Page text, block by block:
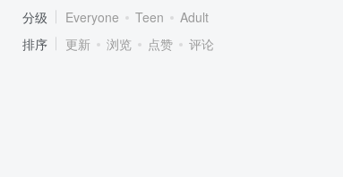
分级
Everyone Teen
Adult
排序
更新 浏览 点赞 评论